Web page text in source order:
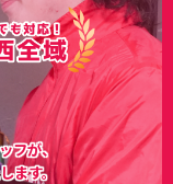
フが、
ます。